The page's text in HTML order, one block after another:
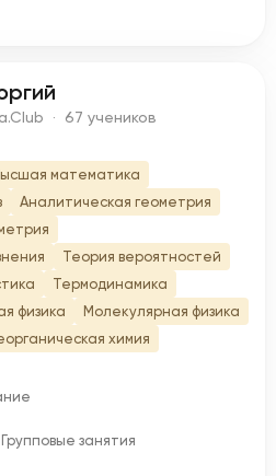
· 67 учеников
математика
Аналитическая геометрия
Теория вероятностей
Термодинамика
физика
Молекулярная физика
химия
занятия